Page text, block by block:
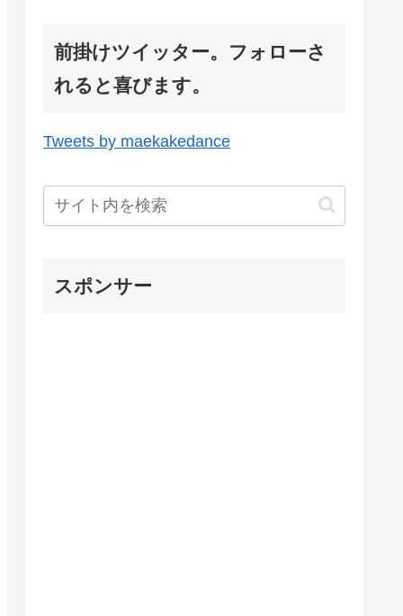
前掛けツイッター。フォローさ
れると喜びます。
Tweets by maekakedance
スポンサー